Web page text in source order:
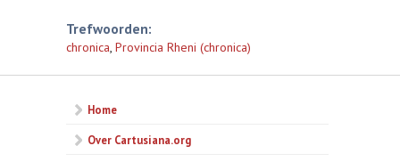
Trefwoorden:
chronica, Provincia Rheni (chronica)
Home
Over Cartusiana.org